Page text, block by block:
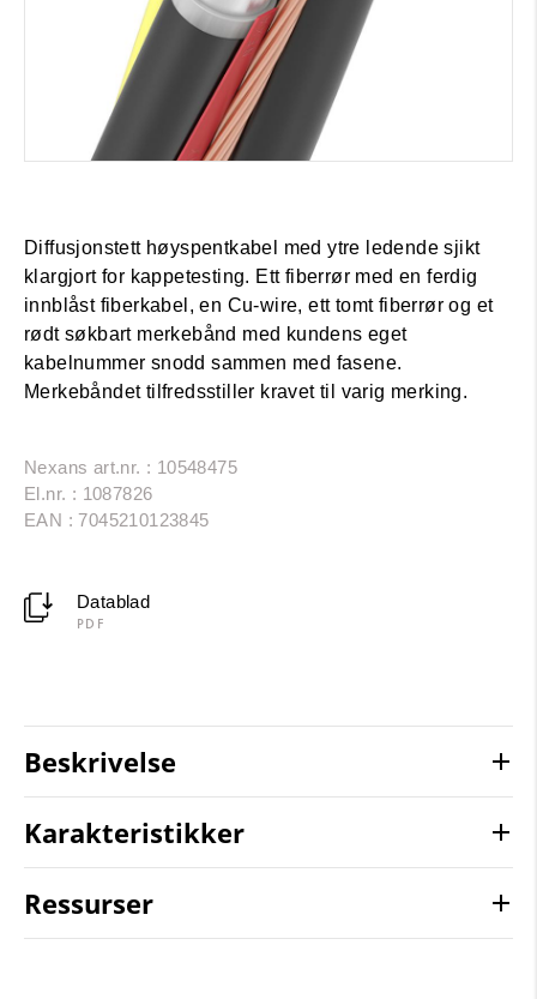
Diffusjonstett høyspentkabel med ytre ledende sjikt
klargjort for kappetesting. Ett fiberrør med en ferdig
innblåst fiberkabel, en Cu-wire, ett tomt fiberrør og et
rødt søkbart merkebånd med kundens eget
kabelnummer snodd sammen med fasene.
Merkebåndet tilfredsstiller kravet til varig merking.
Nexans art.nr. : 10548475
El.nr. : 1087826
EAN : 7045210123845
Datablad
PDF
Beskrivelse
Karakteristikker
Ressurser